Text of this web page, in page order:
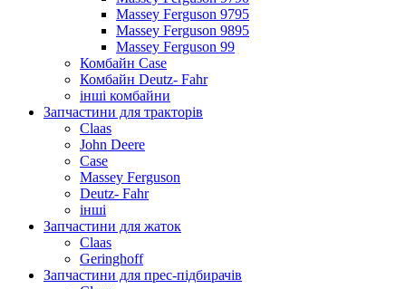
Massey Ferguson 9795
Massey Ferguson 9895
Massey Ferguson 99
Комбайн Case
Комбайн Deutz- Fahr
інші комбайни
Запчастини для тракторів
Claas
John Deere
Case
Massey Ferguson
Deutz- Fahr
інші
Запчастини для жаток
Claas
Geringhoff
Запчастини для прес-підбирачів